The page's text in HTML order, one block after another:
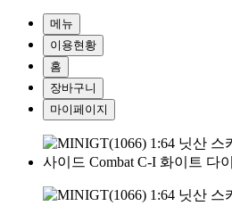
메뉴
이용현황
홈
장바구니
마이페이지